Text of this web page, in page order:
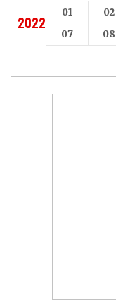
2022
01 02
07
08